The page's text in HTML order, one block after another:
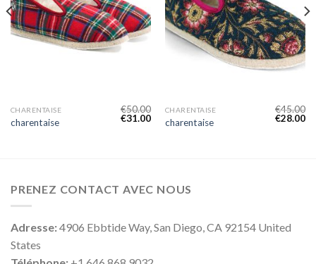
CHARENTAISE
charentaise
€50.00
€31.00
CHARENTAISE
charentaise
€45.00
€28.00
PRENEZ CONTACT AVEC NOUS
Adresse:4906 Ebbtide Way, San Diego, CA 92154 United
States